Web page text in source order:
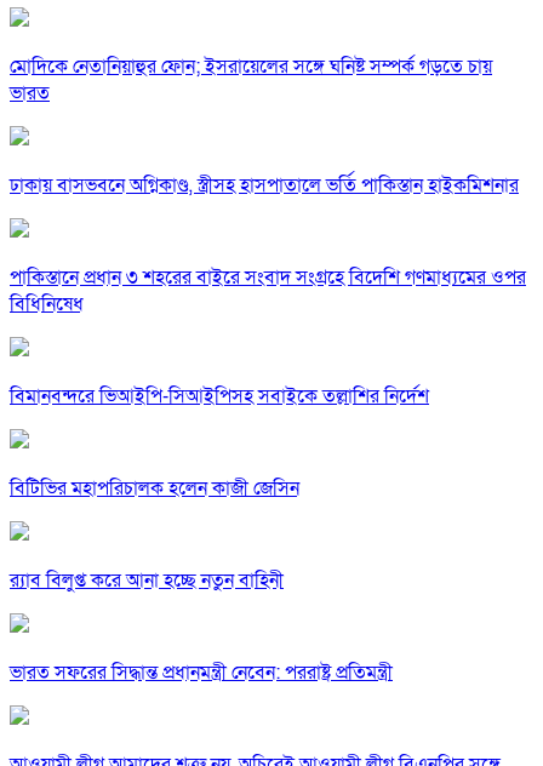
মোদিকে নেতানিয়াহুর ফোন; ইসরায়েলের সঙ্গে ঘনিষ্ট সম্পর্ক গড়তে চায়
ভারত
ঢাকায় বাসভবনে অগ্নিকাণ্ড, স্ত্রীসহ হাসপাতালে ভর্তি পাকিস্তান হাইকমিশনার
পাকিস্তানে প্রধান ৩ শহরের বাইরে সংবাদ সংগ্রহে বিদেশি গণমাধ্যমের ওপর
বিধিনিষেধ
বিমানবন্দরে ভিআইপি-সিআইপিসহ সবাইকে তল্লাশির নির্দেশ
বিটিভির মহাপরিচালক হলেন কাজী জেসিন
র‍্যাব বিলুপ্ত করে আনা হচ্ছে নতুন বাহিনী
ভারত সফরের সিদ্ধান্ত প্রধানমন্ত্রী নেবেন: পররাষ্ট্র প্রতিমন্ত্রী